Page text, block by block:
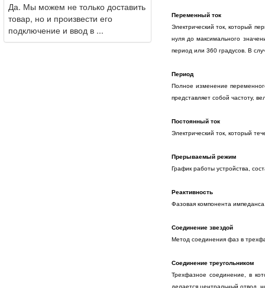
Да. Мы можем не только доставить
товар, но и произвести его
подключение и ввод в ...
Переменный ток
Электрический ток, который
нуля до максимального
период или 360 градусов. В
Период
Полное изменение
представляет собой частоту,
Постоянный ток
Электрический ток, который
Прерываемый режим
График работы устройства,
Реактивность
Фазовая компонента
Соединение звездой
Метод соединения фаз в
Соединение треугольником
Трехфазное соединение, в
делается центральный отвод,